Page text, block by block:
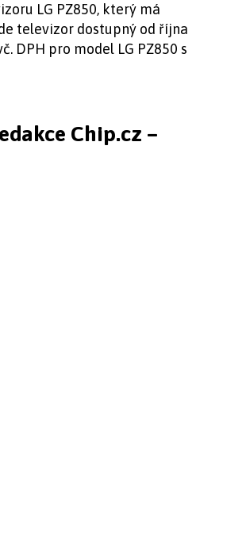
LG PZ850, který má
televizor dostupný od října
DPH pro model LG PZ850 s
Chip.cz –